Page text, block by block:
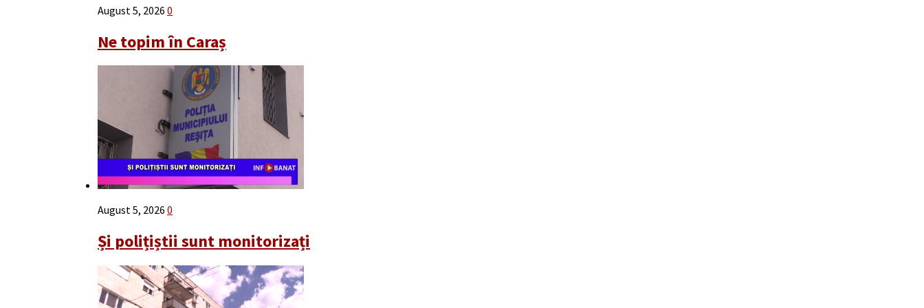
August 5, 2026 0
Ne topim în Caraș
August 5, 2026 0
Și polițiștii sunt monitorizați